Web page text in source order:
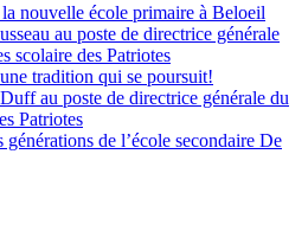
nouvelle école primaire à Beloeil
au poste de directrice générale
scolaire des Patriotes
tradition qui se poursuit!
au poste de directrice générale du
Patriotes
générations de l’école secondaire De